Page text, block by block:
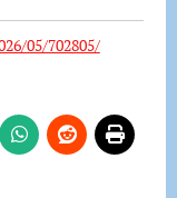
05/702805/